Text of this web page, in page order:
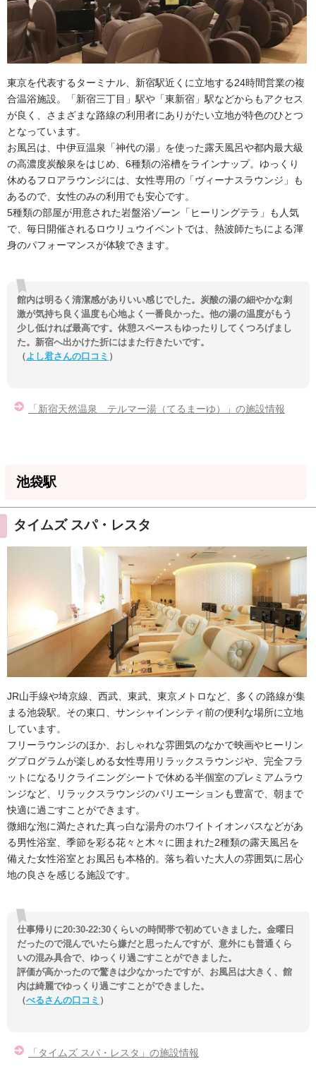
東京を代表するターミナル、新宿駅近くに立地する24時間営業の複
合温浴施設。「新宿三丁目」駅や「東新宿」駅などからもアクセス
が良く、さまざまな路線の利用者にありがたい立地が特色のひとつ
となっています。
お風呂は、中伊豆温泉「神代の湯」を使った露天風呂や都内最大級
の高濃度炭酸泉をはじめ、6種類の浴槽をラインナップ。ゆっくり
休めるフロアラウンジには、女性専用の「ヴィーナスラウンジ」も
あるので、女性のみの利用でも安心です。
5種類の部屋が用意された岩盤浴ゾーン「ヒーリングテラ」も人気
で、毎日開催されるロウリュウイベントでは、熱波師たちによる渾
身のパフォーマンスが体験できます。
館内は明るく清潔感がありいい感じでした。炭酸の湯の細やかな刺
激が気持ち良く温度も心地よく一番良かった。他の湯の温度がもう
少し低ければ最高です。休憩スペースもゆったりしてくつろげまし
た。新宿へ出かけた折にはまた行きたいです。
（ よし君さんの口コミ ）
「新宿天然温泉 テルマー湯（てるまーゆ）」の施設情報
池袋駅
タイムズ スパ・レスタ
JR山手線や埼京線、西武、東武、東京メトロなど、多くの路線が集
まる池袋駅。その東口、サンシャインシティ前の便利な場所に立地
しています。
フリーラウンジのほか、おしゃれな雰囲気のなかで映画やヒーリン
グプログラムが楽しめる女性専用リラックスラウンジや、完全フラ
ットになるリクライニングシートで休める半個室のプレミアムラウ
ンジなど、リラックスラウンジのバリエーションも豊富で、朝まで
快適に過ごすことができます。
微細な泡に満たされた真っ白な湯舟のホワイトイオンバスなどがあ
る男性浴室、季節を彩る花々と木々に囲まれた2種類の露天風呂を
備えた女性浴室とお風呂も本格的。落ち着いた大人の雰囲気に居心
地の良さを感じる施設です。
仕事帰りに20:30-22:30くらいの時間帯で初めていきました。金曜日
だったので混んでいたら嫌だと思ったんですが、意外にも普通くら
いの混み具合で、ゆっくり過ごすことができました。
評価が高かったので驚きは少なかったですが、お風呂は大きく、館
内は綺麗でゆっくり過ごすことができました。
（べるさんの口コミ ）
「タイムズ スパ・レスタ」の施設情報